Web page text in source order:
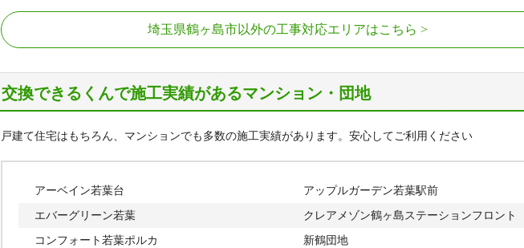
一本松駅
埼玉県鶴ヶ島市以外の工事対応エリアはこちら
交換できるくんで施工実績があるマンション・団地
戸建て住宅はもちろん、マンションでも多数の施工実績があります。安心してご利用ください
アーベイン若葉台 アップルガーデン若葉駅前
エバーグリーン若葉 クレアメゾン鶴ヶ島ステーションフロント
コンフォート若葉ポルカ 新鶴団地